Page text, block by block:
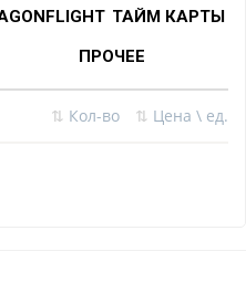
ТАЙМ КАРТЫ
ПРОЧЕЕ
⇅ Кол-во ⇅ Цена \ ед.